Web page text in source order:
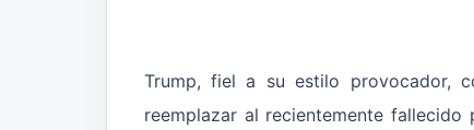
Trump, fiel a su estilo provocador,
reemplazar al recientemente